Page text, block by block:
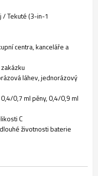
/ Tekuté (3-in-1
centra, kanceláře a
láhev, jednorázový
0,7 ml pěny, 0,4/0,9 ml
C
životnosti baterie